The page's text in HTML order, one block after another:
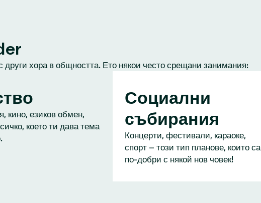
хора в общността. Ето някои често срещани занимания:
кино, езиков обмен,
което ти дава тема
Социални
събирания
Концерти, фестивали, караоке,
спорт – този тип планове, които са
по-добри с някой нов човек!